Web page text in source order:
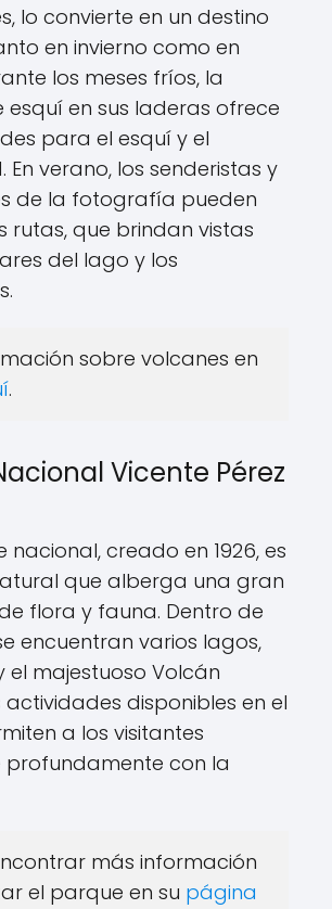
lo convierte en un destino
en invierno como en
los meses fríos, la
esquí en sus laderas ofrece
para el esquí y el
verano, los senderistas y
de la fotografía pueden
rutas, que brindan vistas
del lago y los
sobre volcanes en
.
Vicente Pérez
nacional, creado en 1926, es
que alberga una gran
flora y fauna. Dentro de
encuentran varios lagos,
majestuoso Volcán
actividades disponibles en el
a los visitantes
con la
más información
el parque en su página